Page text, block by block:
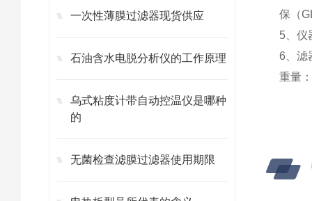
一次性薄膜过滤器现货供应
石油含水电脱分析仪的工作原理
乌式粘度计带自动控温仪是哪种
的
无菌检查滤膜过滤器使用期限
保（
5、仪
6、滤
重量